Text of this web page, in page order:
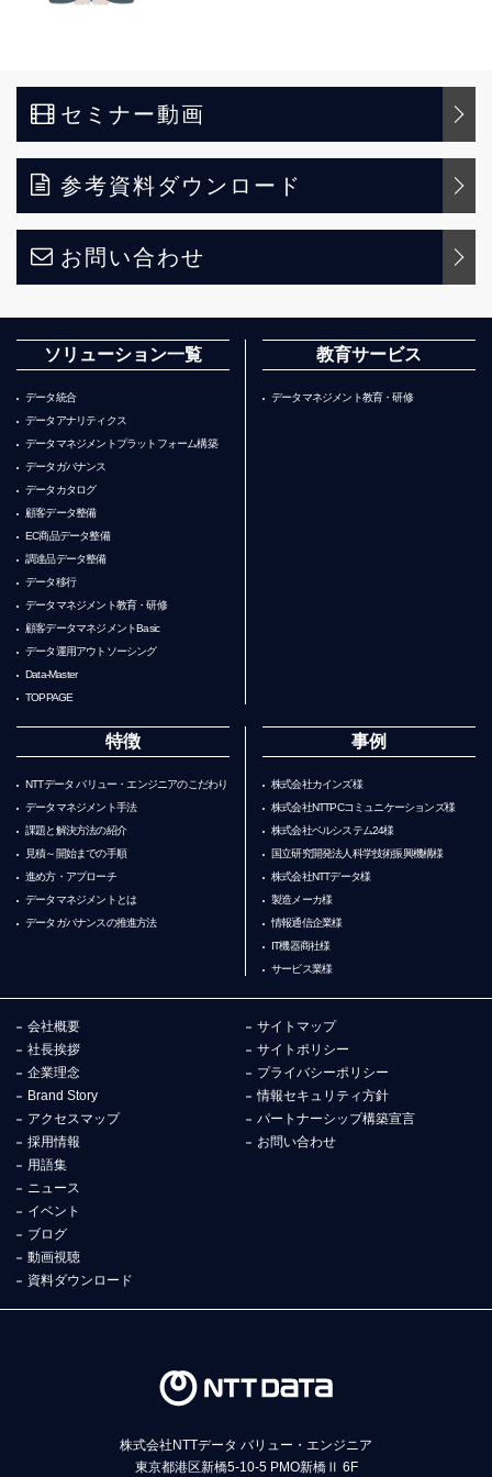
セミナー動画
参考資料ダウンロード
お問い合わせ
ソリューション一覧
データ統合
データアナリティクス
データマネジメントプラットフォーム構築
データガバナンス
データカタログ
顧客データ整備
EC商品データ整備
調達品データ整備
データ移行
データマネジメント教育・研修
顧客データマネジメントBasic
データ運用アウトソーシング
Data-Master
TOPPAGE
教育サービス
データマネジメント教育・研修
特徴
NTTデータ バリュー・エンジニアのこだわり
データマネジメント手法
課題と解決方法の紹介
見積～開始までの手順
進め方・アプローチ
データマネジメントとは
データガバナンスの推進方法
事例
株式会社カインズ様
株式会社NTTPCコミュニケーションズ様
株式会社ベルシステム24様
国立研究開発法人科学技術振興機構様
株式会社NTTデータ様
製造メーカ様
情報通信企業様
IT機器商社様
サービス業様
会社概要
社長挨拶
企業理念
Brand Story
アクセスマップ
採用情報
サイトマップ
サイトポリシー
プライバシーポリシー
情報セキュリティ方針
パートナーシップ構築宣言
お問い合わせ
用語集
ニュース
イベント
ブログ
動画視聴
資料ダウンロード
株式会社NTTデータ バリュー・エンジニア
東京都港区新橋5-10-5 PMO新橋Ⅱ 6F